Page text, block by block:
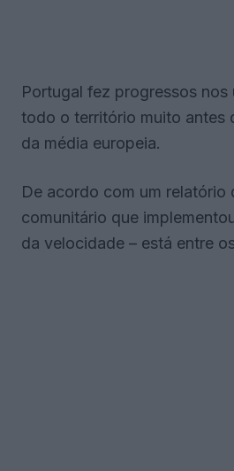
Portugal fez progressos
todo o território muito antes
da média europeia.
De acordo com um relatório
comunitário que
da velocidade – está entre